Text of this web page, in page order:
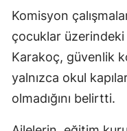
Komisyon
çocuklar
Karakoç, güvenlik
yalnızca okul
olmadığını belirtti.